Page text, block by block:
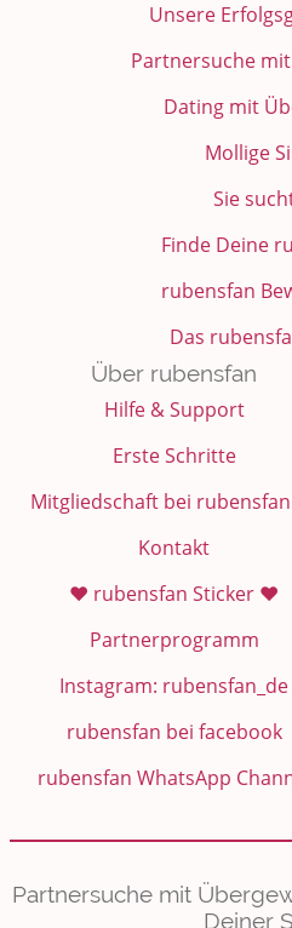
Unsere
Partnersuche
Dating mit
Mollige
Sie
Finde Deine
rubensfan
Das
Über rubensfan
Hilfe & Support
Erste Schritte
Mitgliedschaft bei
Kontakt
❤️ rubensfan Sticker ❤️
Partnerprogramm
Instagram: rubensfan_de
rubensfan bei facebook
rubensfan WhatsApp
Partnersuche mit
Deiner